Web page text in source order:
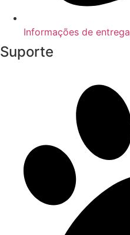
Informações de entrega
Suporte